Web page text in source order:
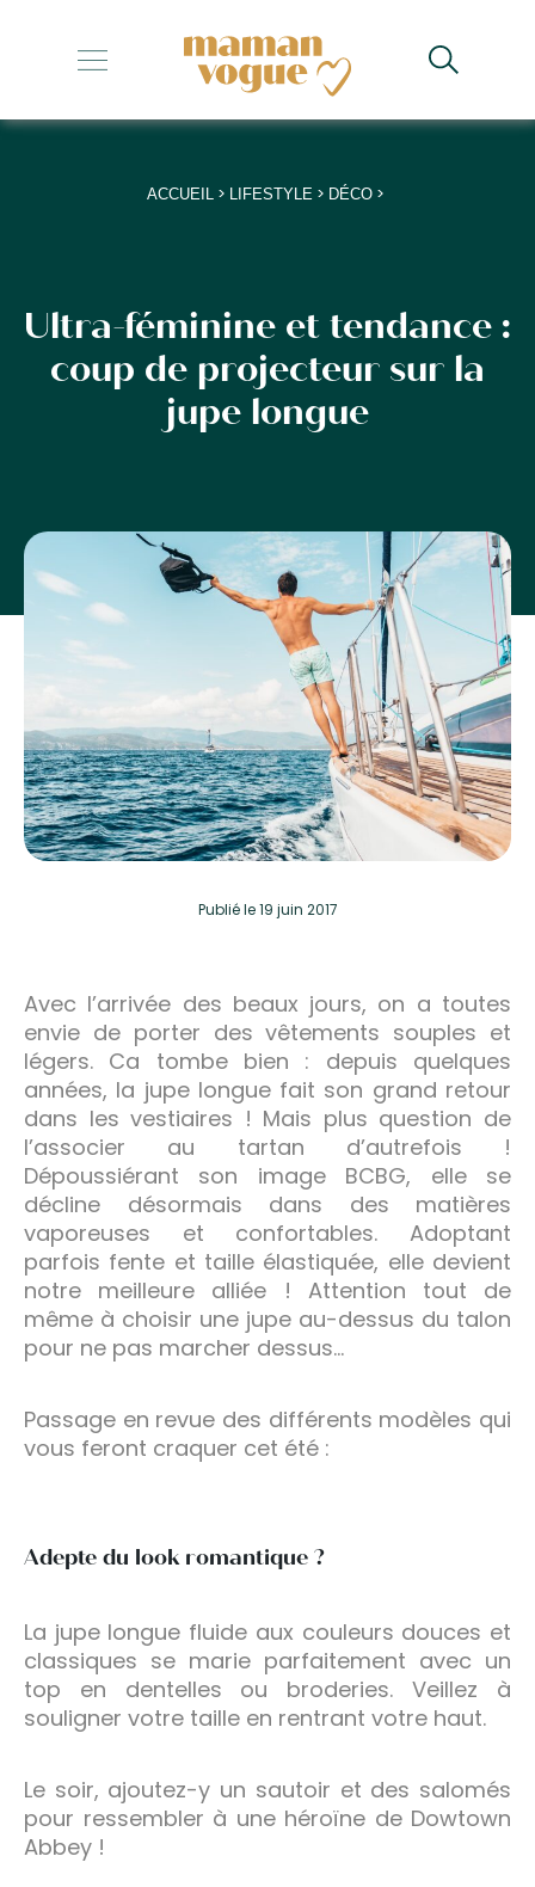
+
+
+
+
ACCUEIL > LIFESTYLE > DÉCO >
Ultra-féminine et tendance :
coup de projecteur sur la
jupe longue
Publiéle 19 juin 2017
Avec l’arrivée des beaux jours, on a toutes
envie de porter des vêtements souples et
légers. Ca tombe bien : depuis quelques
années, la jupe longue fait son grand retour
dans les vestiaires ! Mais plus question de
l’associer au tartan d’autrefois !
Dépoussiérant son image BCBG, elle se
décline désormais dans des matières
vaporeuses et confortables. Adoptant
parfois fente et taille élastiquée, elle devient
notre meilleure alliée ! Attention tout de
même à choisir une jupe au-dessus du talon
pour ne pas marcher dessus…
Passage en revue des différents modèles qui
vous feront craquer cet été :
Adepte du look romantique ?
La jupe longue fluide aux couleurs douces et
classiques se marie parfaitement avec un
top en dentelles ou broderies. Veillez à
souligner votre taille en rentrant votre haut.
Le soir, ajoutez-y un sautoir et des salomés
pour ressembler à une héroïne de Dowtown
Abbey !